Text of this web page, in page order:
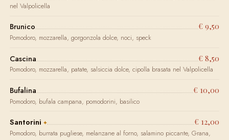
nel Valpolicella
Brunico € 9,50
Pomodoro, mozzarella, gorgonzola dolce, noci, speck
Cascina € 8,50
Pomodoro, mozzarella, patate, salsiccia dolce, cipolla brasata nel Valpolicella
Bufalina € 10,00
Pomodoro, bufala campana, pomodorini, basilico
Santorini € 12,00
Pomodoro, burrata pugliese, melanzane al forno, salamino piccante, Grana,